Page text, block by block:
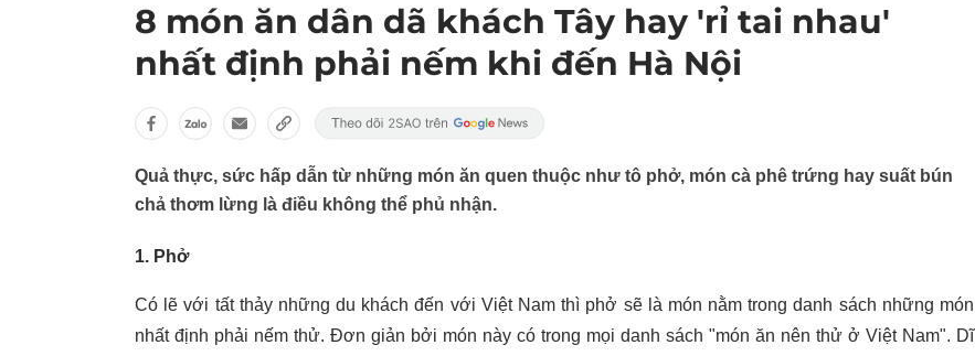
8 món ăn dân dã khách Tây hay 'rỉ tai nhau'
nhất định phải nếm khi đến Hà Nội
Quả thực, sức hấp dẫn từ những món ăn quen thuộc như tô phở, món cà phê trứng hay suất bún
chả thơm lừng là điều không thể phủ nhận.
1. Phở
Có lẽ với tất thảy những du khách đến với Việt Nam thì phở sẽ là món nằm trong danh sách những món
nhất định phải nếm thử. Đơn giản bởi món này có trong mọi danh sách "món ăn nên thử ở Việt Nam". Dĩ